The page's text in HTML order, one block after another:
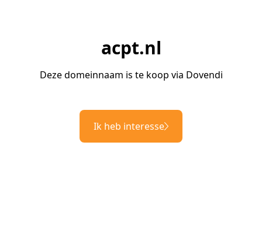
acpt.nl
Deze domeinnaam is te koop via Dovendi
Ik heb interesse